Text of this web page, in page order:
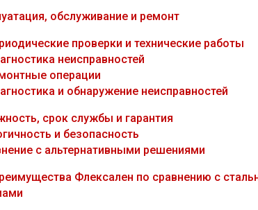
обслуживание и ремонт
проверки и технические работы
неисправностей
операции
и обнаружение неисправностей
срок службы и гарантия
и безопасность
с альтернативными решениями
Флексален по сравнению с